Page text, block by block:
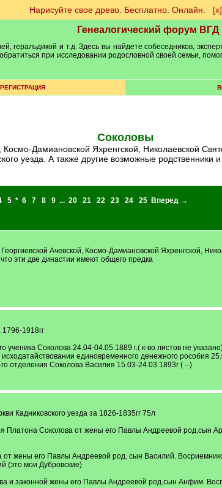
Нарисуйте свое древо. Бесплатно. Онлайн. [х]
Генеалогический форум ВГД
геральдикой и т.д. Здесь вы найдете собеседников,
при исследовании родословной своей семьи,
РЕГИСТРАЦИЯ
Соколовы
уезда. А также другие возможные
5 * 6 7 8 9 ... 20 21 22 23 24 25
Вперед →
Ачевской, Космо-Дамиановской Яхренгской,
эти две династии имеют общего предка
1918гг
Соколова 24.04-04.05.1889 г.( к-во листов не
единовременного денежного рособия
отделения Соколова Василия 15.03-24.03.1893г ( --)
Кадниковского уезда за 1826-1835гг 75л
Платона Соколова от жены его Павлы Андреевой род.сын
жены его Павлы Андреевой род. сын Василий.
(это мои Дубровские)
и законной жены его Павлы Андреевой род.сын Анфим.